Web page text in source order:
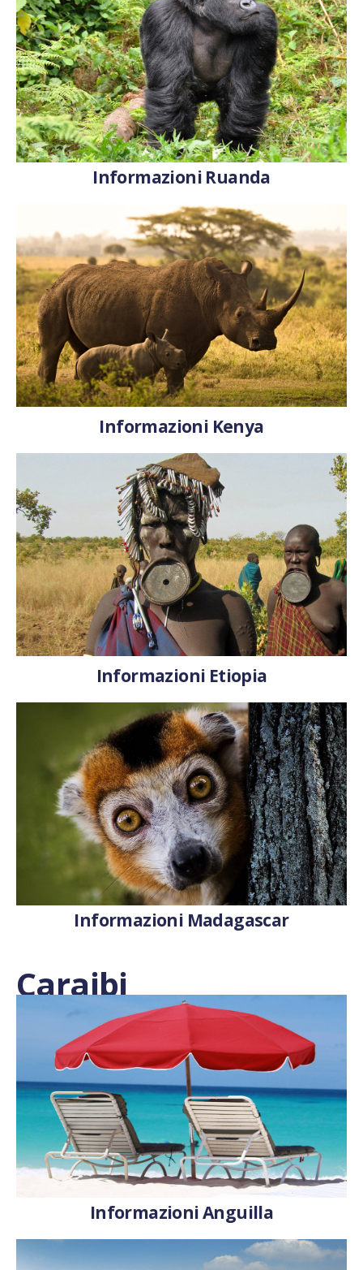
Informazioni Ruanda
Informazioni Kenya
Informazioni Etiopia
Informazioni Madagascar
Caraibi
Informazioni Anguilla